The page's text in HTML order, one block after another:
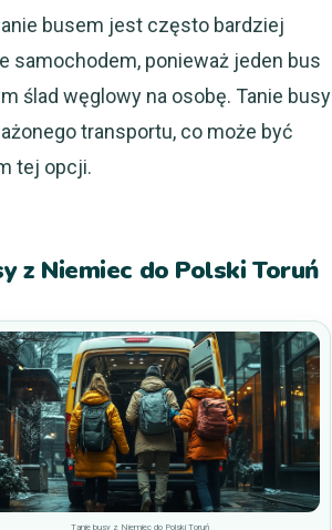
busem jest często bardziej
samochodem, ponieważ jeden bus
ślad węglowy na osobę. Tanie busy
transportu, co może być
tej opcji.
z Niemiec do Polski Toruń
Tanie busy z Niemiec do Polski Toruń